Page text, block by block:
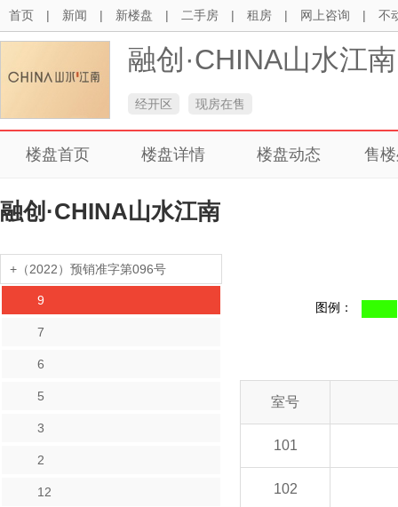
首页 | 新闻 | 新楼盘 | 二手房 | 租房 | 网上咨询 | 不
融创·CHINA山水江南
经开区 现房在售
楼盘首页 楼盘详情 楼盘动态 售
融创·CHINA山水江南
+（2022）预销准字第096号
9
7
6
5
3
2
12
图例：
室号
101
102